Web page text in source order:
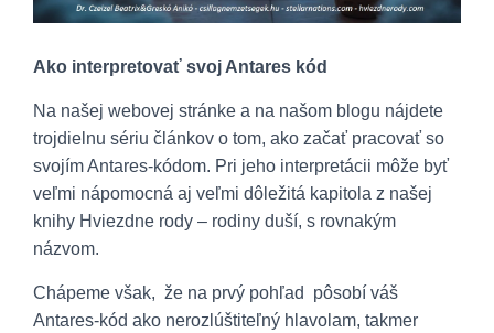
Ako interpretovať svoj Antares kód
Na našej webovej stránke a na našom blogu nájdete
trojdielnu sériu článkov o tom, ako začať pracovať so
svojím Antares-kódom. Pri jeho interpretácii môže byť
veľmi nápomocná aj veľmi dôležitá kapitola z našej
knihy Hviezdne rody – rodiny duší, s rovnakým
názvom.
Chápeme však, že na prvý pohľad pôsobí váš
Antares-kód ako nerozlúštiteľný hlavolam, takmer